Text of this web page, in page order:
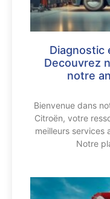
Diagnostic
Decouvrez
notre
Bienvenue dans
Citroën, votre
meilleurs services
Notre